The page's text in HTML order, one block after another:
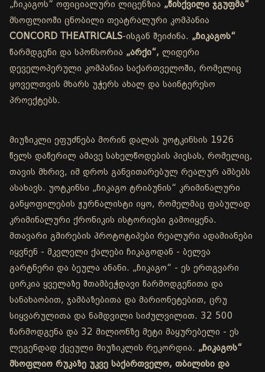
„ჩიკაგოს“ ოფიციალური ლიცენზია „წისქვილი ჯგუფმა“
მსოფლიოში ცნობილი თეატრალური კომპანია
CONCORD THEATRICALS-ისგან შეიძინა. „ჩიკაგოს“
წარმდგენი და სპონსორია „არქი“, ლიდერი
დეველოპერული კომპანია საქართველოში, რომელიც
ყოველთვის მხარს უჭერს ახალ და საინტერესო
პროექტებს.
მიუზიკლი ეფუძნება მორინ დალას უოტკინსის 1926
წელს დაწერილ ამავე სახელწოდების პიესას, რომელიც,
თავის მხრივ, იმ დროს განვითარებულ რეალურ ამბებს
ასახავს. უოტკინსი „ჩიკაგო ტრიბუნის“ კრიმინალური
განყოფილების ჟურნალისტი იყო, რომელმაც ფაბულად
კრიმინალური ქრონიკის ისტორიები გამოიყენა.
მთავარი გმირების პროტოტიპები რეალური ადამიანები
იყვნენ - მკვლელი ქალები ჩიკაგოდან - ბელვა
გარტნერი და ბეულა ანანი. „ჩიკაგო“ - ეს ერთგვარი
ცირკია ყველაზე შთამბეჭდავი წარმოდგენითა და
სანახაობით, ჯამბაზებითა და მარიონეტებით, ცრუ
სიყვარულითა და ნამდვილი სიძულვილით. 32 500
წარმოდგენა და 32 მილიონზე მეტი მაყურებელი - ეს
ლეგენდად ქცეული მიუზიკლის რეკორდია. „ჩიკაგოს“
მსოფლიო რუკაზე უკვე საქართველო, თბილისი და